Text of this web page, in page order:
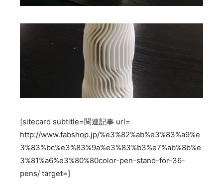
[sitecard subtitle=関連記事 url=
http://www.fabshop.jp/%e3%82%ab%e3%83%a9%e
3%83%bc%e3%83%9a%e3%83%b3%e7%ab%8b%e
3%81%a6%e3%80%80color-pen-stand-for-36-
pens/ target=]